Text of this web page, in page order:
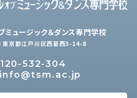
ミュージック＆ダンス専門学校
東京都江戸川区西葛西3-14-8
532-304